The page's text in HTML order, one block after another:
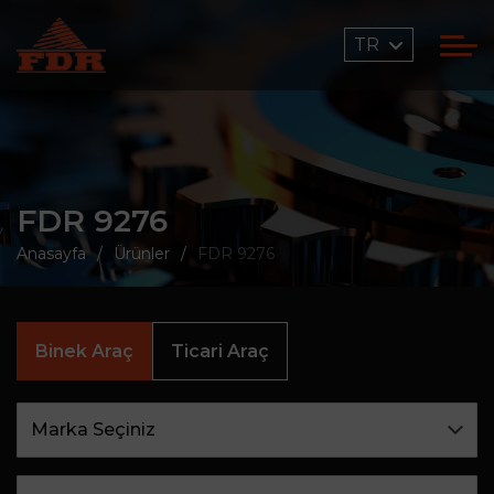
TR
FDR 9276
Anasayfa Ürünler FDR 9276
Binek Araç Ticari Araç